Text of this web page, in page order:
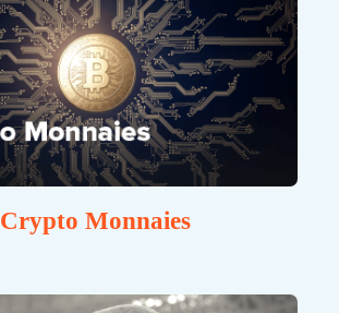
Crypto Monnaies